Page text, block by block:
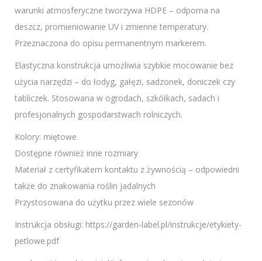
warunki atmosferyczne tworzywa HDPE – odporna na
deszcz, promieniowanie UV i zmienne temperatury.
Przeznaczona do opisu permanentnym markerem.
Elastyczna konstrukcja umożliwia szybkie mocowanie bez
użycia narzędzi – do łodyg, gałęzi, sadzonek, doniczek czy
tabliczek. Stosowana w ogrodach, szkółkach, sadach i
profesjonalnych gospodarstwach rolniczych.
Kolory: miętowe
Dostępne również inne rozmiary
Materiał z certyfikatem kontaktu z żywnością – odpowiedni
także do znakowania roślin jadalnych
Przystosowana do użytku przez wiele sezonów
Instrukcja obsługi: https://garden-label.pl/instrukcje/etykiety-
petlowe.pdf